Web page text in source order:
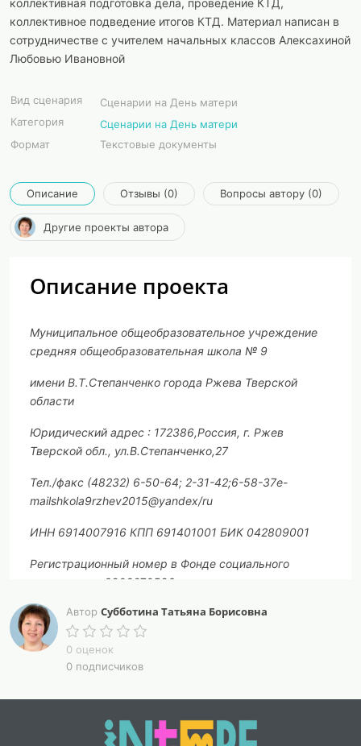
коллективная подготовка дела, проведение КТД,
коллективное подведение итогов КТД. Материал написан в
сотрудничестве с учителем начальных классов Алексахиной
Любовью Ивановной
Вид сценария
Сценарии на День матери
Категория
Сценарии на День матери
Формат
Текстовые документы
Описание Отзывы (0) Вопросы автору (0)
Другие проекты автора
Описание проекта
Муниципальное общеобразовательное учреждение
средняя общеобразовательная школа № 9
имени В.Т.Степанченко города Ржева Тверской
области
Юридический адрес : 172386,Россия, г. Ржев
Тверской обл., ул.В.Степанченко,27
Тел./факс (48232) 6-50-64; 2-31-42;6-58-37e-
mailshkola9rzhev2015@yandex/ru
ИНН 6914007916 КПП 691401001 БИК 042809001
Регистрационный номер в Фонде социального
страхования 6903270586
КТД
«Мы поздравляем наших мам»
Алексахина Любовь Ивановна – учитель начальных
Субботина Татьяна Борисовна – старший вожатый
Автор Субботина Татьяна Борисовна
0 оценок
0 подписчиков